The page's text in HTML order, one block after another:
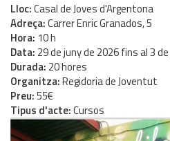
Lloc Casal de Joves d'Argentona
Adreça Carrer Enric Granados, 5
Hora 10 h
Data 29dejunyde 2026fins al3de
Durada 20 hores
Organitza Regidoria de Joventut
Preu 55€
Tipus d'acte Cursos